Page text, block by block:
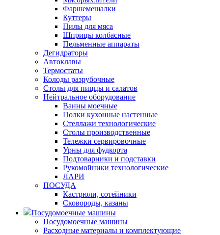
Фаршемешалки
Куттеры
Пилы для мяса
Шприцы колбасные
Пельменные аппараты
Дегидраторы
Автоклавы
Термостаты
Колоды разрубочные
Столы для пиццы и салатов
Нейтральное оборудование
Ванны моечные
Полки кухонные настенные
Стеллажи технологические
Столы производственные
Тележки сервировочные
Урны для фудкорта
Подтоварники и подставки
Рукомойники технологические
ЛАРИ
ПОСУДА
Кастрюли, сотейники
Сковороды, казаны
Посудомоечные машины
Посудомоечные машины
Расходные материалы и комплектующие